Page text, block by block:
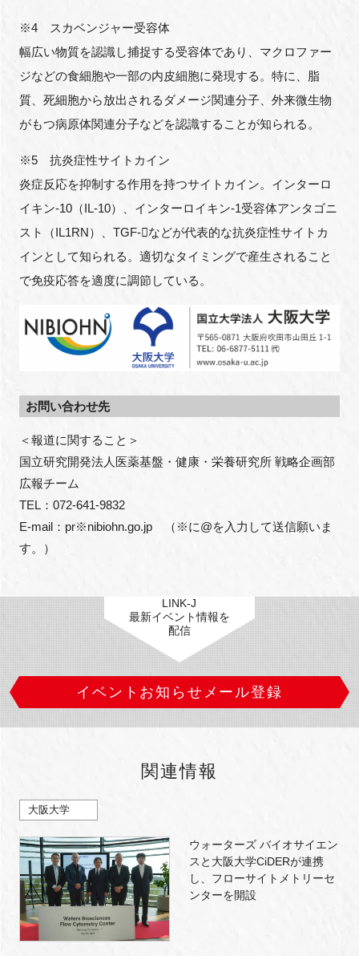
※4 スカベンジャー受容体
幅広い物質を認識し捕捉する受容体であり、マクロファー
ジなどの食細胞や一部の内皮細胞に発現する。特に、脂
質、死細胞から放出されるダメージ関連分子、外来微生物
がもつ病原体関連分子などを認識することが知られる。
※5 抗炎症性サイトカイン
炎症反応を抑制する作用を持つサイトカイン。インターロ
イキン-10（IL-10）、インターロイキン-1受容体アンタゴニ
スト（IL1RN）、TGF-などが代表的な抗炎症性サイトカ
インとして知られる。適切なタイミングで産生されること
で免疫応答を適度に調節している。
お問い合わせ先
＜報道に関すること＞
国立研究開発法人医薬基盤・健康・栄養研究所 戦略企画部
広報チーム
TEL：072-641-9832
E-mail：pr※nibiohn.go.jp　（※に@を入力して送信願いま
す。）
LINK-J
最新イベント情報を
配信
イベントお知らせメール登録
関連情報
大阪大学
ウォーターズ バイオサイエン
スと大阪大学CiDERが連携
し、フローサイトメトリーセ
ンターを開設